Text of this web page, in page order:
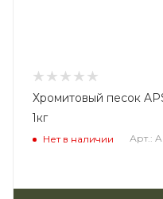
Хромитовый песок
1кг
Нет в наличии Арт.: